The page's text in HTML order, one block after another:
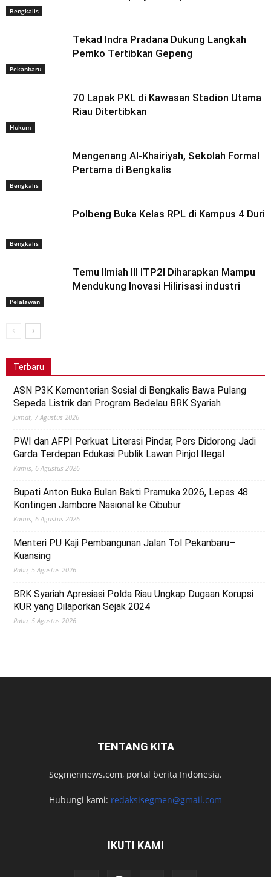
Bengkalis
Pekanbaru
Tekad Indra Pradana Dukung Langkah
Pemko Tertibkan Gepeng
Hukum
70 Lapak PKL di Kawasan Stadion Utama
Riau Ditertibkan
Bengkalis
Mengenang Al-Khairiyah, Sekolah Formal
Pertama di Bengkalis
Bengkalis
Polbeng Buka Kelas RPL di Kampus 4 Duri
Pelalawan
Temu Ilmiah III ITP2I Diharapkan Mampu
Mendukung Inovasi Hilirisasi industri
Terbaru
ASN P3K Kementerian Sosial di Bengkalis Bawa Pulang
Sepeda Listrik dari Program Bedelau BRK Syariah
Jumat, 7 Agustus 2026
PWI dan AFPI Perkuat Literasi Pindar, Pers Didorong Jadi
Garda Terdepan Edukasi Publik Lawan Pinjol Ilegal
Kamis, 6 Agustus 2026
Bupati Anton Buka Bulan Bakti Pramuka 2026, Lepas 48
Kontingen Jambore Nasional ke Cibubur
Kamis, 6 Agustus 2026
Menteri PU Kaji Pembangunan Jalan Tol Pekanbaru–
Kuansing
Rabu, 5 Agustus 2026
BRK Syariah Apresiasi Polda Riau Ungkap Dugaan Korupsi
KUR yang Dilaporkan Sejak 2024
Rabu, 5 Agustus 2026
TENTANG KITA
Segmennews.com, portal berita Indonesia.
Hubungi kami: redaksisegmen@gmail.com
IKUTI KAMI